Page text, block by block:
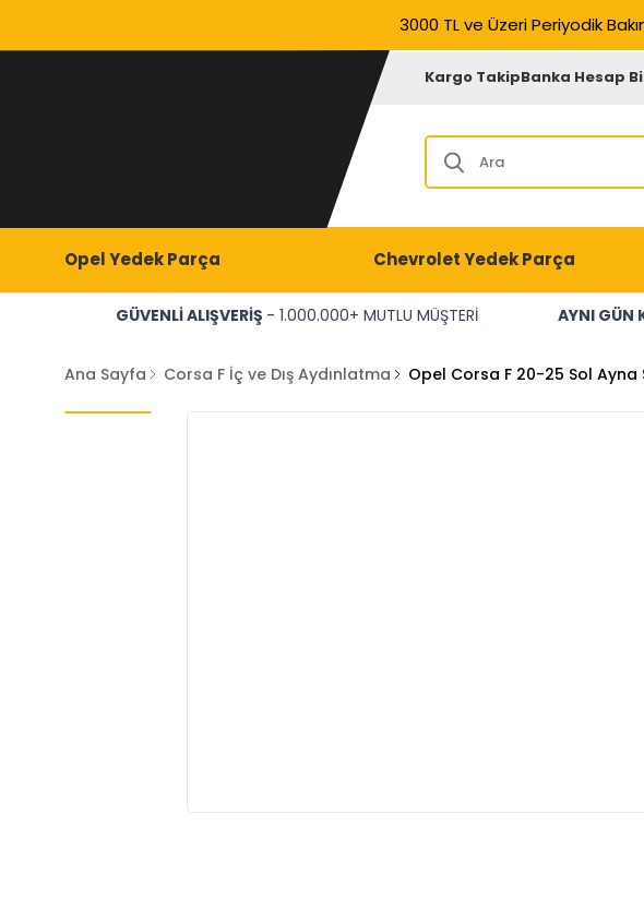
3000 TL ve Üzeri Periyodik
Kargo TakipBanka Hesap
Opel Yedek Parça Chevrolet Yedek Parça
GÜVENLİ ALIŞVERİŞ - 1.000.000+ MUTLU MÜŞTERİ AYNI GÜN
Ana Sayfa Corsa F İç ve Dış Aydınlatma Opel Corsa F 20-25 Sol Ayna